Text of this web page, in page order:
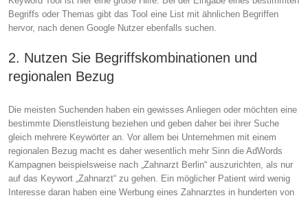
Begriffs oder Themas gibt das Tool eine List mit ähnlichen Begriffen
hervor, nach denen Google Nutzer ebenfalls suchen.
2. Nutzen Sie Begriffskombinationen und
regionalen Bezug
Die meisten Suchenden haben ein gewisses Anliegen oder möchten eine
bestimmte Dienstleistung beziehen und geben daher bei ihrer Suche
gleich mehrere Keywörter an. Vor allem bei Unternehmen mit einem
regionalen Bezug macht es daher wesentlich mehr Sinn die AdWords
Kampagnen beispielsweise nach „Zahnarzt Berlin“ auszurichten, als nur
auf das Keywort „Zahnarzt“ zu gehen. Ein möglicher Patient wird wenig
Interesse daran haben eine Werbung eines Zahnarztes in hunderten von